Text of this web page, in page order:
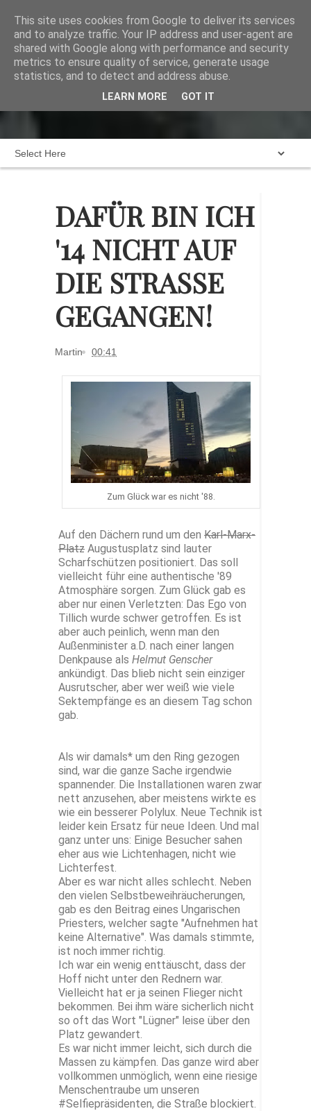
Home
DAFÜR BIN ICH
'14 NICHT AUF
DIE STRASSE G
EGANGEN!
Martin 00:41
Zum Glück war es nicht '88.
Auf den Dächern rund um den Karl-Marx-
Platz Augustusplatz sind lauter
Scharfschützen positioniert. Das soll
vielleicht führ eine authentische '89
Atmosphäre sorgen. Zum Glück gab es
aber nur einen Verletzten: Das Ego von
Tillich wurde schwer getroffen. Es ist
aber auch peinlich, wenn man den
Außenminister a.D. nach einer langen
Denkpause als Helmut Genscher
ankündigt. Das blieb nicht sein einziger
Ausrutscher, aber wer weiß wie viele
Sektempfänge es an diesem Tag schon
gab.
Als wir damals* um den Ring gezogen
sind, war die ganze Sache irgendwie
spannender. Die Installationen waren zwar
nett anzusehen, aber meistens wirkte es
wie ein besserer Polylux. Neue Technik ist
leider kein Ersatz für neue Ideen. Und mal
ganz unter uns: Einige Besucher sahen
eher aus wie Lichtenhagen, nicht wie
Lichterfest.
Aber es war nicht alles schlecht. Neben
den vielen Selbstbeweihräucherungen,
gab es den Beitrag eines Ungarischen
Priesters, welcher sagte "Aufnehmen hat
keine Alternative". Was damals stimmte,
ist noch immer richtig.
Ich war ein wenig enttäuscht, dass der
Hoff nicht unter den Rednern war.
Vielleicht hat er ja seinen Flieger nicht
bekommen. Bei ihm wäre sicherlich nicht
so oft das Wort "Lügner" leise über den
Platz gewandert.
Es war nicht immer leicht, sich durch die
Massen zu kämpfen. Das ganze wird aber
vollkommen unmöglich, wenn eine riesige
Menschentraube um unseren
#Selfiepräsidenten, die Straße blockiert.
This site uses cookies from Google to deliver its services
and to analyze traffic. Your IP address and user-agent are
shared with Google along with performance and security
metrics to ensure quality of service, generate usage
statistics, and to detect and address abuse.
LEARN MORE GOT IT